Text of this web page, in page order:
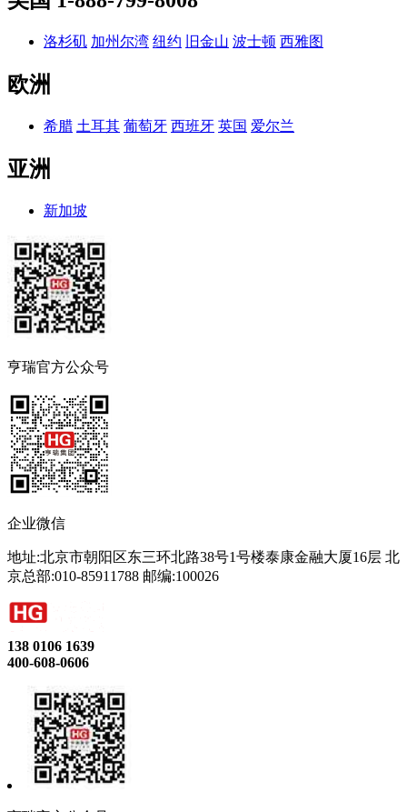
洛杉矶 加州尔湾 纽约 旧金山 波士顿 西雅图
欧洲
希腊 土耳其 葡萄牙 西班牙 英国 爱尔兰
亚洲
新加坡
亨瑞官方公众号
企业微信
地址:北京市朝阳区东三环北路38号1号楼泰康金融大厦16层 北
京总部:010-85911788 邮编:100026
138 0106 1639
400-608-0606